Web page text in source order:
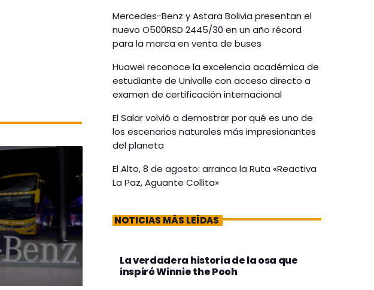
Mercedes-Benz y Astara Bolivia presentan el
nuevo O500RSD 2445/30 en un año récord
para la marca en venta de buses
Huawei reconoce la excelencia académica de
estudiante de Univalle con acceso directo a
examen de certificación internacional
El Salar volvió a demostrar por qué es uno de
los escenarios naturales más impresionantes
del planeta
El Alto, 8 de agosto: arranca la Ruta «Reactiva
La Paz, Aguante Collita»
NOTICIAS MÁS LEÍDAS
La verdadera historia de la osa que
inspiró Winnie the Pooh